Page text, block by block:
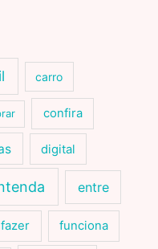
carro
confira
digital
entre
fazer funciona